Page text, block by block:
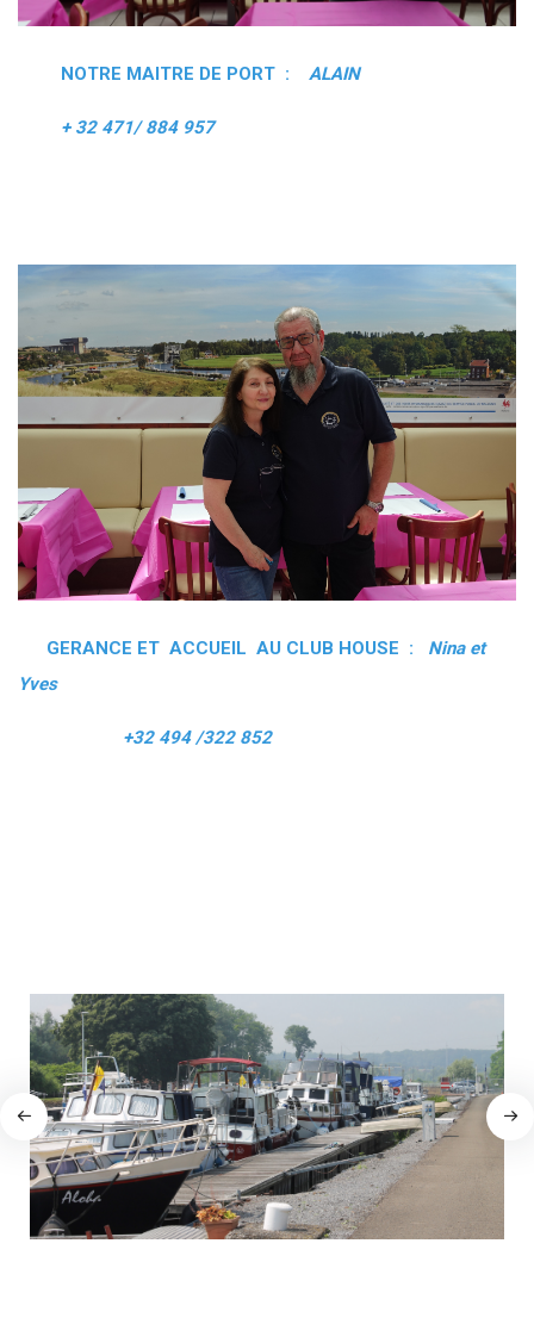
NOTRE MAITRE DE PORT : ALAIN
+ 32 471/ 884 957
GERANCE ET ACCUEIL AU CLUB HOUSE :
Nina et
Yves
+32 494 /322 852